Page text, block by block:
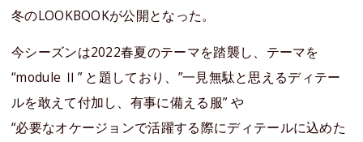
冬のLOOKBOOKが公開となった。
今シーズンは2022春夏のテーマを踏襲し、テーマを
“module Ⅱ” と題しており、”一見無駄と思えるディテー
ルを敢えて付加し、有事に備える服” や
“必要なオケージョンで活躍する際にディテールに込めた